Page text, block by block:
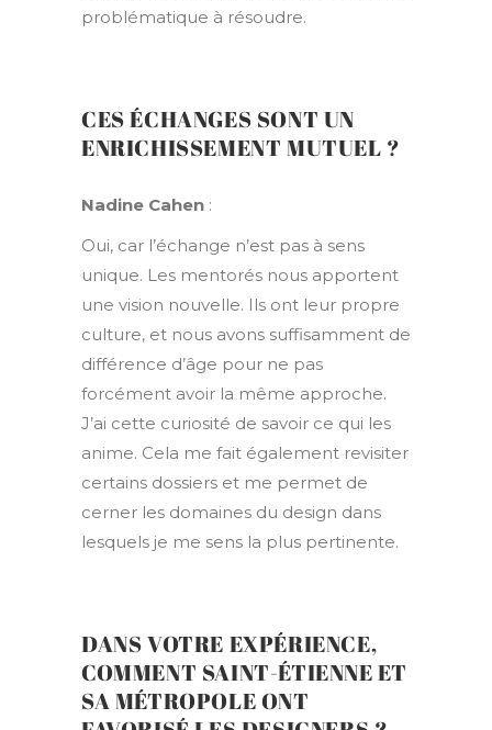
problématique à résoudre.
CES ÉCHANGES SONT UN
ENRICHISSEMENT MUTUEL ?
Nadine Cahen :
Oui, car l’échange n’est pas à sens
unique. Les mentorés nous apportent
une vision nouvelle. Ils ont leur propre
culture, et nous avons suffisamment de
différence d’âge pour ne pas
forcément avoir la même approche.
J’ai cette curiosité de savoir ce qui les
anime. Cela me fait également revisiter
certains dossiers et me permet de
cerner les domaines du design dans
lesquels je me sens la plus pertinente.
DANS VOTRE EXPÉRIENCE,
COMMENT SAINT-ÉTIENNE ET
SA MÉTROPOLE ONT